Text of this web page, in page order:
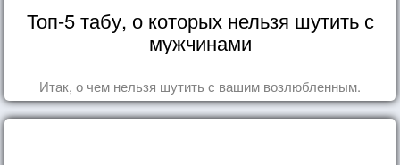
Топ-5 табу, о которых нельзя шутить с
мужчинами
Итак, о чем нельзя шутить с вашим возлюбленным.